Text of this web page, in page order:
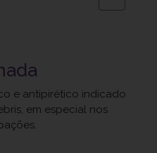
e antipirético indicado
em especial nos